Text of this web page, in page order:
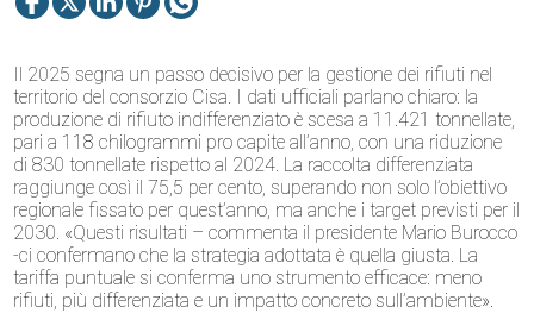
Il 2025 segna un passo decisivo per la gestione dei rifiuti nel
territorio del consorzio Cisa. I dati ufficiali parlano chiaro: la
produzione di rifiuto indifferenziato è scesa a 11.421 tonnellate,
pari a 118 chilogrammi pro capite all’anno, con una riduzione
di 830 tonnellate rispetto al 2024. La raccolta differenziata
raggiunge così il 75,5 per cento, superando non solo l’obiettivo
regionale fissato per quest’anno, ma anche i target previsti per il
2030. «Questi risultati – commenta il presidente Mario Burocco
-ci confermano che la strategia adottata è quella giusta. La
tariffa puntuale si conferma uno strumento efficace: meno
rifiuti, più differenziata e un impatto concreto sull’ambiente».